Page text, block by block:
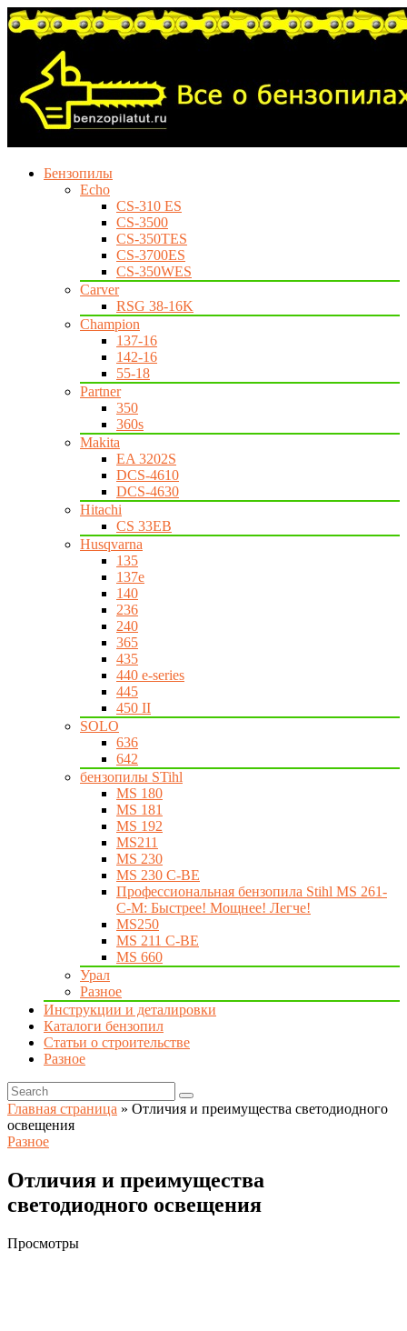
Бензопилы
Echo
CS-310 ES
CS-3500
CS-350TES
CS-3700ES
CS-350WES
Carver
RSG 38-16K
Champion
137-16
142-16
55-18
Partner
350
360s
Makita
EA 3202S
DCS-4610
DCS-4630
Hitachi
CS 33EB
Husqvarna
135
137e
140
236
240
365
435
440 e-series
445
450 II
SOLO
636
642
бензопилы STihl
MS 180
MS 181
MS 192
MS211
MS 230
MS 230 C-BE
Профессиональная бензопила Stihl MS 261-
C-M: Быстрее! Мощнее! Легче!
MS250
MS 211 C-BE
MS 660
Урал
Разное
Инструкции и деталировки
Каталоги бензопил
Статьи о строительстве
Разное
Главная страница » Отличия и преимущества светодиодного
освещения
Разное
Отличия и преимущества
светодиодного освещения
Просмотры